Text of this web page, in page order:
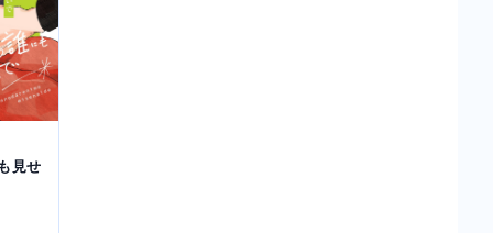
見せ